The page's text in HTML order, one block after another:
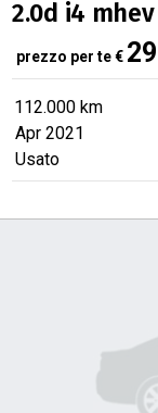
prezzo per te€
112.000 km
Apr 2021
Usato